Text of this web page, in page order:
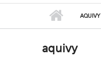
AQUIVY
aquivy